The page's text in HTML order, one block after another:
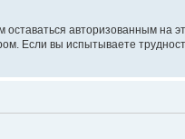
авторизованным на
Если вы испытываете